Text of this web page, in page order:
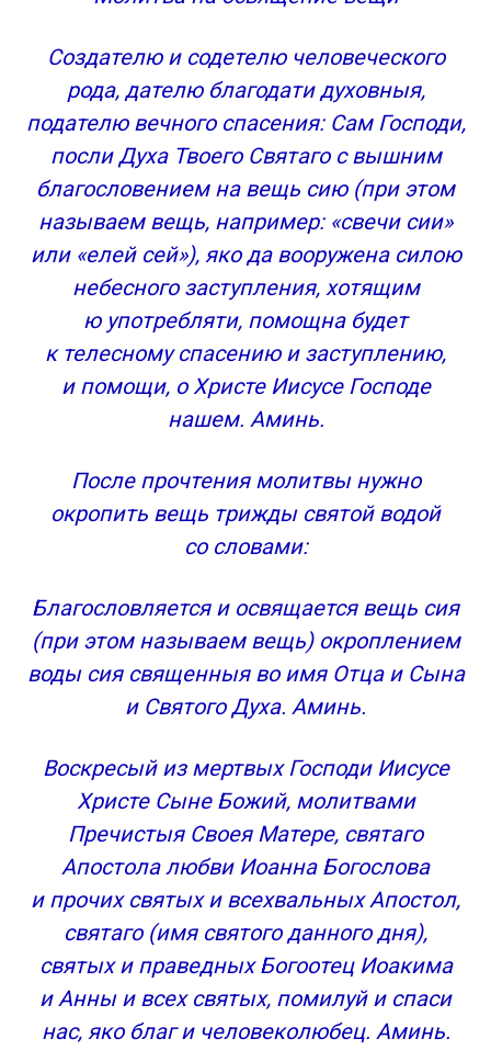
Создателю и содетелю человеческого
рода, дателю благодати духовныя,
подателю вечного спасения: Сам Господи,
посли Духа Твоего Святаго с вышним
благословением на вещь сию (при этом
называем вещь, например: «свечи сии»
или «елей сей»), яко да вооружена силою
небесного заступления, хотящим
ю употребляти, помощна будет
к телесному спасению и заступлению,
и помощи, о Христе Иисусе Господе
нашем. Аминь.
После прочтения молитвы нужно
окропить вещь трижды святой водой
со словами:
Благословляется и освящается вещь сия
(при этом называем вещь) окроплением
воды сия священныя во имя Отца и Сына
и Святого Духа. Аминь.
Воскресый из мертвых Господи Иисусе
Христе Сыне Божий, молитвами
Пречистыя Своея Матере, святаго
Апостола любви Иоанна Богослова
и прочих святых и всехвальных Апостол,
святаго (имя святого данного дня),
святых и праведных Богоотец Иоакима
и Анны и всех святых, помилуй и спаси
нас, яко благ и человеколюбец. Аминь.